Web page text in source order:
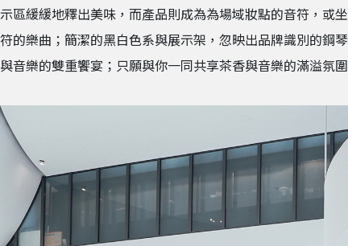
示區緩緩地釋出美味，而產品則成為為場域妝點的音符，或
符的樂曲；簡潔的黑白色系與展示架，忽映出品牌識別的鋼
與音樂的雙重饗宴；只願與你一同共享茶香與音樂的滿溢氛圍